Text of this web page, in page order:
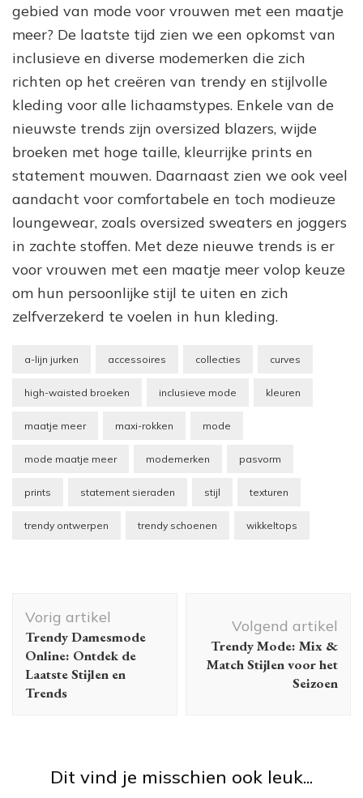
gebied van mode voor vrouwen met een maatje
meer? De laatste tijd zien we een opkomst van
inclusieve en diverse modemerken die zich
richten op het creëren van trendy en stijlvolle
kleding voor alle lichaamstypes. Enkele van de
nieuwste trends zijn oversized blazers, wijde
broeken met hoge taille, kleurrijke prints en
statement mouwen. Daarnaast zien we ook veel
aandacht voor comfortabele en toch modieuze
loungewear, zoals oversized sweaters en joggers
in zachte stoffen. Met deze nieuwe trends is er
voor vrouwen met een maatje meer volop keuze
om hun persoonlijke stijl te uiten en zich
zelfverzekerd te voelen in hun kleding.
a-lijn jurken accessoires collecties curves
high-waisted broeken inclusieve mode kleuren
maatje meer maxi-rokken mode
mode maatje meer modemerken pasvorm
prints statement sieraden stijl texturen
trendy ontwerpen trendy schoenen wikkeltops
Vorig artikel
Trendy Damesmode
Online: Ontdek de
Laatste Stijlen en
Trends
Volgend artikel
Trendy Mode: Mix &
Match Stijlen voor het
Seizoen
Dit vind je misschien ook leuk...